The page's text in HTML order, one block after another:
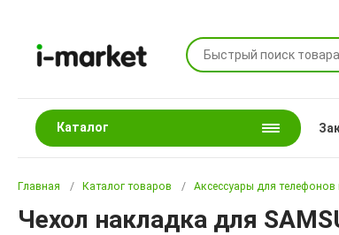
Каталог
Главная Каталог товаров Аксессуары для телефонов
Чехол накладка для